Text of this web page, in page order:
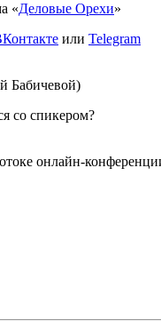
«Деловые Орехи»
или Telegram
Бабичевой)
со спикером?
онлайн-